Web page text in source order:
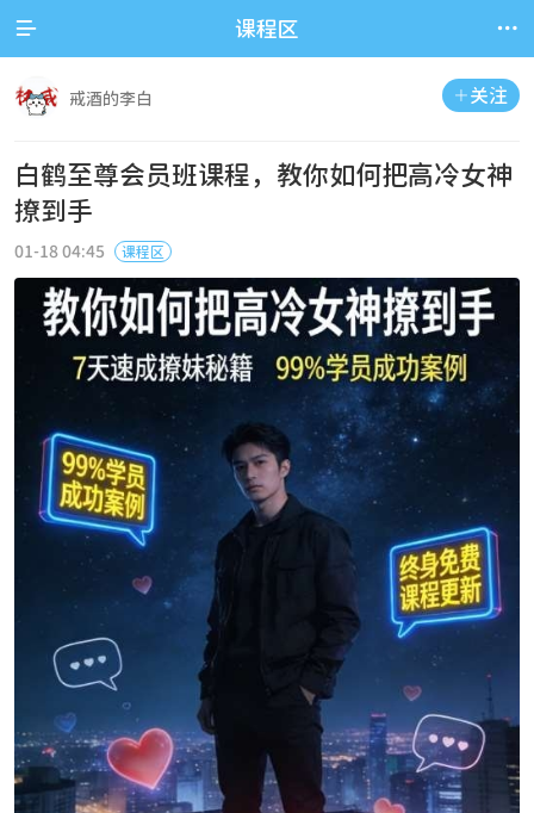
 课程区 
 关注
戒酒的李白
白鹤至尊会员班课程，教你如何把高冷女神
撩到手
01-18 04:45 课程区